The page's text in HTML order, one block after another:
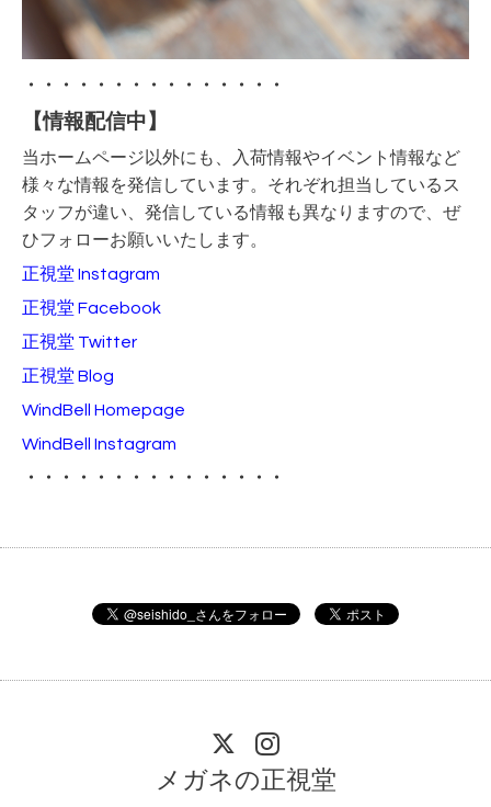
・・・・・・・・・・・・・・・
【情報配信中】
当ホームページ以外にも、入荷情報やイベント情報など
様々な情報を発信しています。それぞれ担当しているス
タッフが違い、発信している情報も異なりますので、ぜ
ひフォローお願いいたします。
正視堂 Instagram
正視堂 Facebook
正視堂 Twitter
正視堂 Blog
WindBell Homepage
WindBell Instagram
・・・・・・・・・・・・・・・
メガネの正視堂